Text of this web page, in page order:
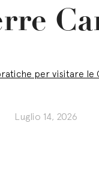
per visitare le
Luglio 14, 2026